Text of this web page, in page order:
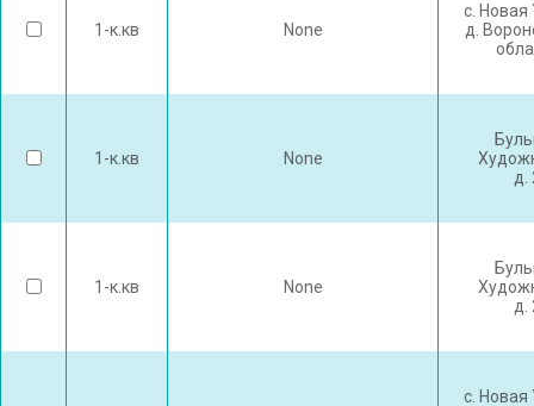
1-к.кв None
с. Новая
д.
1-к.кв None
д.
1-к.кв None
д.
с. Новая